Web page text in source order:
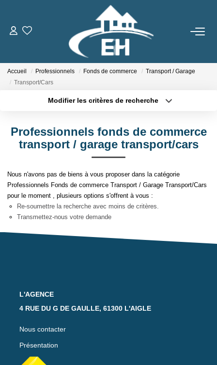
ACHETER
Nos Biens
ESTIMER
NOTRE AGENCE
Qui Sommes-Nous
Notre Équipe
Nos Actualités
Accueil Professionnels Fonds de commerce
Transport / Garage
Transport/Cars
Modifier les critères de recherche
Sélectionnez...
Type de bien
Surface min
Créer une alerte
Professionnels fonds de commerce
transport / garage transport/cars
Nous n'avons pas de biens à vous proposer dans la catégorie
Professionnels Fonds de commerce Transport / Garage Transport/Cars
pour le moment , plusieurs options s'offrent à vous :
Re-soumettre la recherche avec moins de critères.
Transmettez-nous votre demande
L'AGENCE
4 RUE DU G DE GAULLE, 61300 L'AIGLE
Nous contacter
Présentation